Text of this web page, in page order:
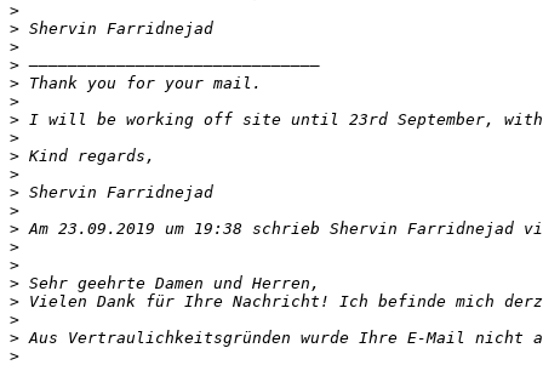
>
>
>
>
>
>
>
>
>
>
>
>
> Am 23.09.2019 um 19:38 schrieb Shervin Farridnejad via
>
>
>
>
>
>
>